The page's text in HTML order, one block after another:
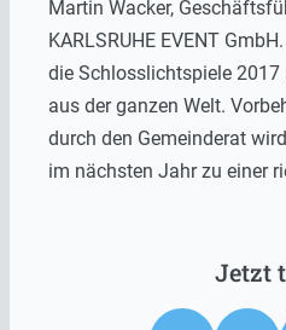
Martin Wacker,
KARLSRUHE EVENT
die Schlosslichtspiele
aus der ganzen Welt.
durch den Gemeinderat
im nächsten Jahr zu einer